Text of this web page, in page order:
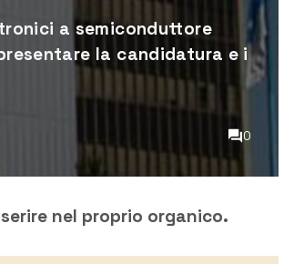
a semiconduttore
la candidatura e i
0
nel proprio organico.